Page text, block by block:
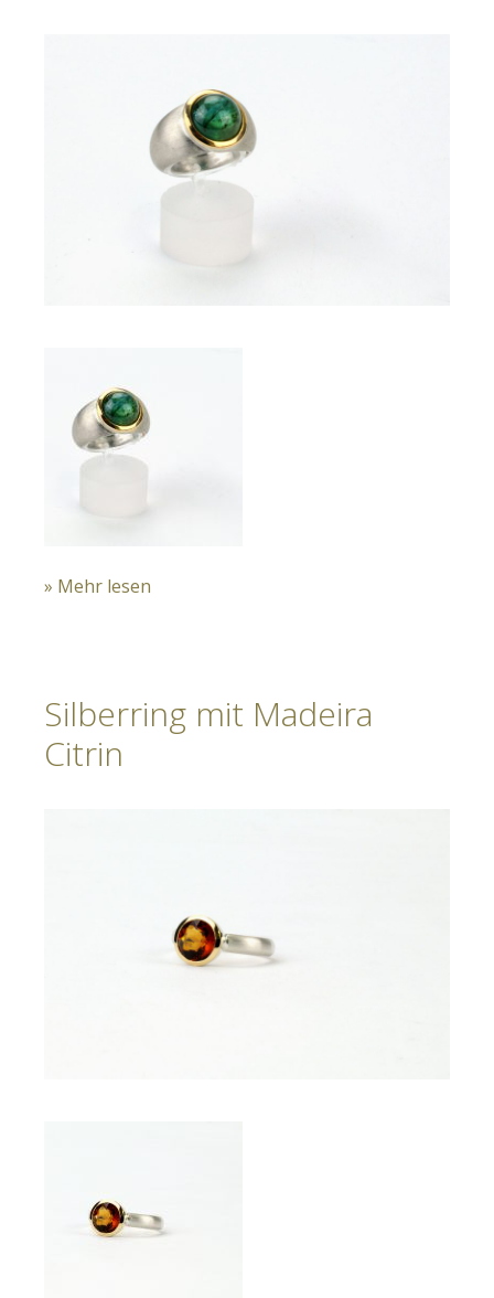
» Mehr lesen
Silberring mit Madeira
Citrin